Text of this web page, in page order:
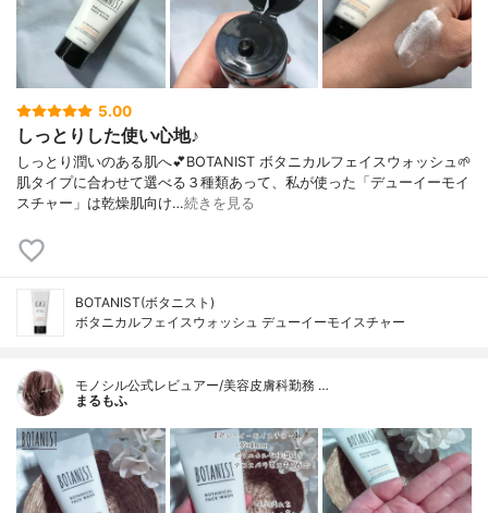
5.00
しっとりした使い心地♪
しっとり潤いのある肌へ💕BOTANIST ボタニカルフェイスウォッシュ🌱
肌タイプに合わせて選べる３種類あって、私が使った「デューイーモイ
スチャー」は乾燥肌向け…続きを見る
BOTANIST(ボタニスト)
ボタニカルフェイスウォッシュ デューイーモイスチャー
モノシル公式レビュアー/美容皮膚科勤務 …
まるもふ